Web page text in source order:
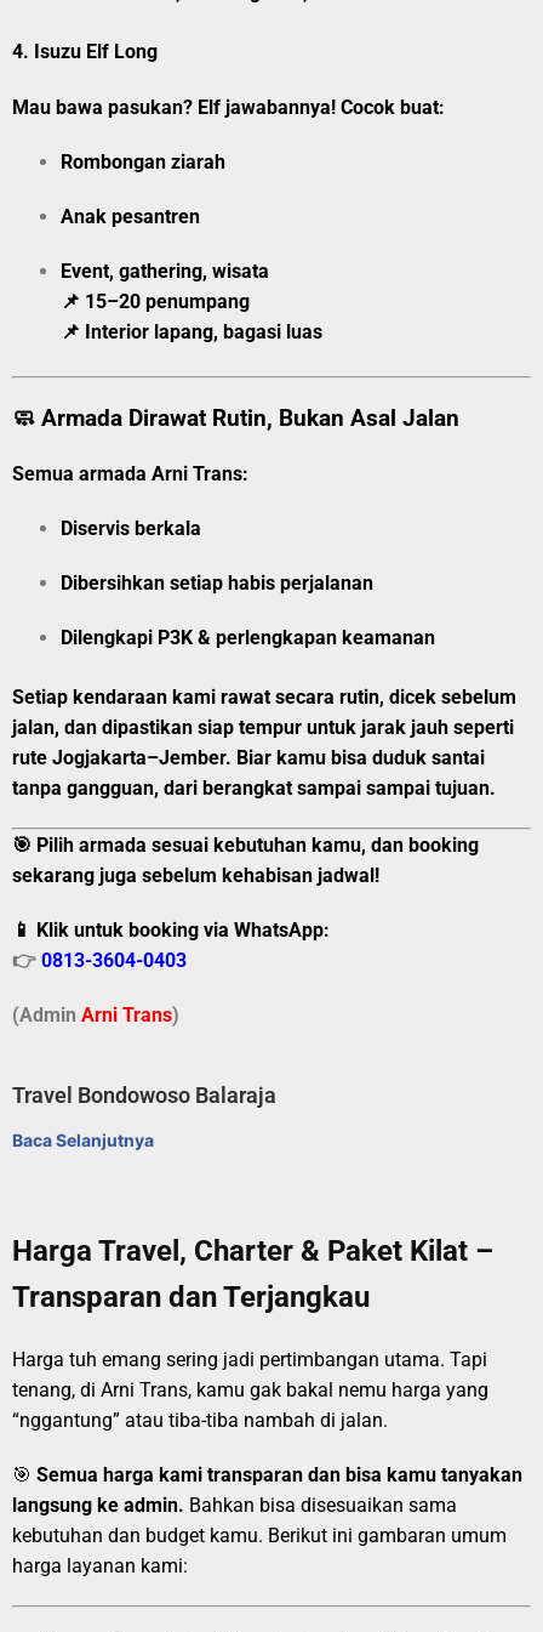
4. Isuzu Elf Long
Mau bawa pasukan? Elf jawabannya! Cocok buat:
Rombongan ziarah
Anak pesantren
Event, gathering, wisata
📌 15–20 penumpang
📌 Interior lapang, bagasi luas
🧼 Armada Dirawat Rutin, Bukan Asal Jalan
Semua armada Arni Trans:
Diservis berkala
Dibersihkan setiap habis perjalanan
Dilengkapi P3K & perlengkapan keamanan
Setiap kendaraan kami rawat secara rutin, dicek sebelum
jalan, dan dipastikan siap tempur untuk jarak jauh seperti
rute Jogjakarta–Jember. Biar kamu bisa duduk santai
tanpa gangguan, dari berangkat sampai sampai tujuan.
🎯 Pilih armada sesuai kebutuhan kamu, dan booking
sekarang juga sebelum kehabisan jadwal!
📱 Klik untuk booking via WhatsApp:
👉 0813-3604-0403
(Admin Arni Trans)
Travel Bondowoso Balaraja
Baca Selanjutnya
Harga Travel, Charter & Paket Kilat –
Transparan dan Terjangkau
Harga tuh emang sering jadi pertimbangan utama. Tapi
tenang, di Arni Trans, kamu gak bakal nemu harga yang
“nggantung” atau tiba-tiba nambah di jalan.
🎯 Semua harga kami transparan dan bisa kamu tanyakan
langsung ke admin. Bahkan bisa disesuaikan sama
kebutuhan dan budget kamu. Berikut ini gambaran umum
harga layanan kami: